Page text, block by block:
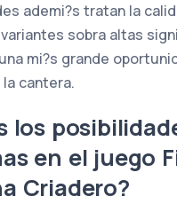
ademi?s tratan la
sobra altas
mi?s grande
cantera.
los
en el juego
Criadero?